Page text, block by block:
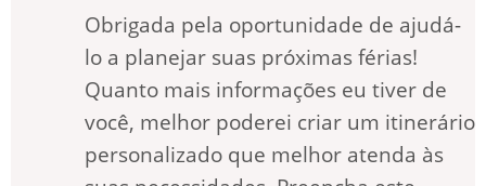
Obrigada pela oportunidade de ajudá-
lo a planejar suas próximas férias!
Quanto mais informações eu tiver de
você, melhor poderei criar um itinerário
personalizado que melhor atenda às